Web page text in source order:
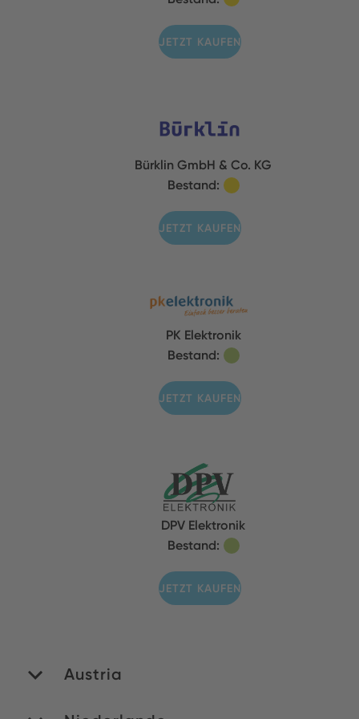
JETZT KAUFEN
Bürklin GmbH & Co. KG
Bestand:
JETZT KAUFEN
PK Elektronik
Bestand:
JETZT KAUFEN
DPV Elektronik
Bestand:
JETZT KAUFEN
Austria